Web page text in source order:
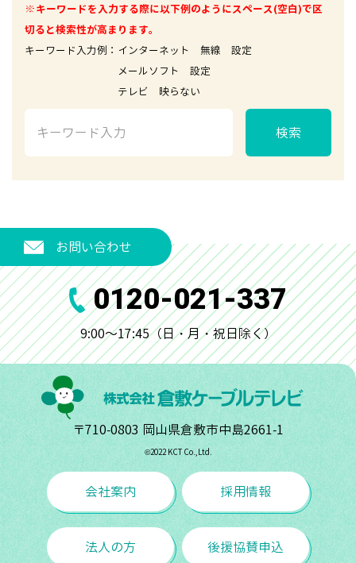
※キーワードを入力する際に以下例のようにスペース(空白)で区
切ると検索性が高まります。
キーワード入力例：インターネット 無線 設定
メールソフト 設定
テレビ 映らない
検索
お問い合わせ
0120-021-337
9:00～17:45（日・月・祝日除く）
〒710-0803 岡山県倉敷市中島2661-1
©︎2022 KCT Co.,Ltd.
会社案内 採用情報
法人の方 後援協賛申込